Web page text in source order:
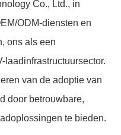
Co., Ltd., in
ODM-diensten en
ons als een
laadinfrastructuursector.
van de adoptie van
door betrouwbare,
te bieden.